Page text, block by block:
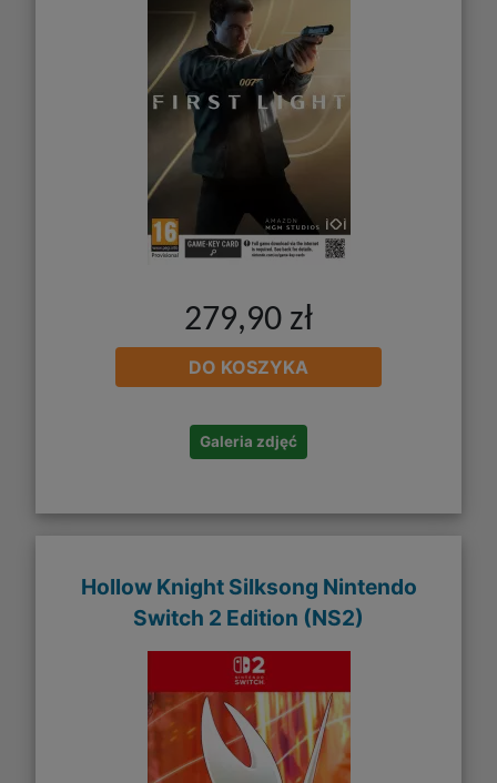
279,90 zł
DO KOSZYKA
Galeria zdjęć
Hollow Knight Silksong Nintendo
Switch 2 Edition (NS2)